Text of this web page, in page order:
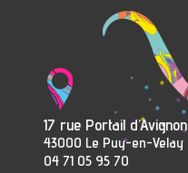
17 rue Portail d’Avignon
43000 Le Puy-en-Velay
04 71 05 95 70